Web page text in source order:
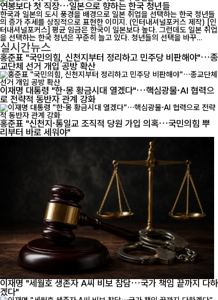
연봉보다 첫 직장…일본으로 향하는 한국 청년들
한국과 일본의 도시 풍경을 배경으로 일본 취업을 선택하는 한국 청년들
의 증가 추세를 상징적으로 표현한 이미지. (인터내셔널포커스 제작) [인
터내셔널포커스] 평균 임금은 한국이 일본보다 높다. 그런데도 일본 취업
을 선택하는 한국 청년은 꾸준히 늘고 있다. 청년들의 선택을 바꾸...
실시간뉴스
홍준표 "국민의힘, 신천지부터 정리하고 민주당 비판해야"…종
교단체 선거 개입 공방 확산
이재명 대통령 "한·몽 황금시대 열겠다"…핵심광물·AI 협력으
로 전략적 동반자 관계 강화
홍준표 "신천지·통일교 조직적 당원 가입 의혹…국민의힘 뿌
리부터 바로 세워야"
이재명 "세월호 생존자 A씨 비보 참담…국가 책임 끝까지 다하
겠다"